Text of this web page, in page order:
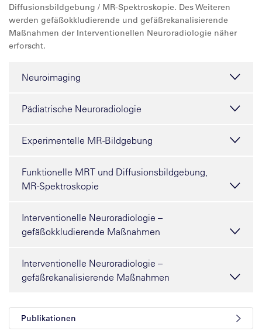
Diffusionsbildgebung / MR-Spektroskopie. Des Weiteren
werden gefäßokkludierende und gefäßrekanalisierende
Maßnahmen der Interventionellen Neuroradiologie näher
erforscht.
Neuroimaging
Pädiatrische Neuroradiologie
Experimentelle MR-Bildgebung
Funktionelle MRT und Diffusionsbildgebung,
MR-Spektroskopie
Interventionelle Neuroradiologie –
gefäßokkludierende Maßnahmen
Interventionelle Neuroradiologie –
gefäßrekanalisierende Maßnahmen
Publikationen